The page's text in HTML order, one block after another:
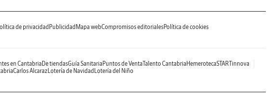
de privacidad Publicidad Mapa webCompromisos editorialesPolítica de cookies
en Cantabria De tiendasGuía Sanitaria Puntos de VentaTalento Cantabria HemerotecaSTARTinnova
Carlos AlcarazLotería de Navidad Lotería del Niño